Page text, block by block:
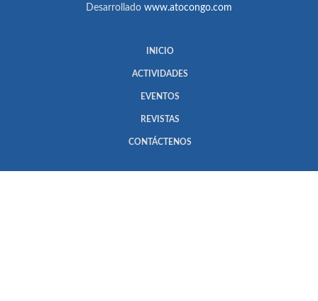
Desarrollado www.atocongo.com
INICIO
ACTIVIDADES
EVENTOS
REVISTAS
CONTÁCTENOS